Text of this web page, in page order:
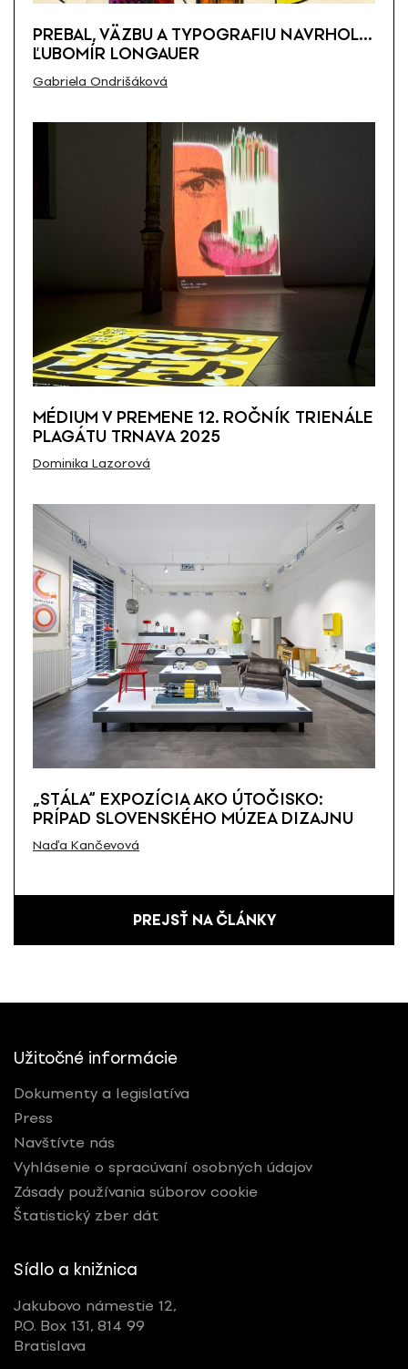
PREBAL, VÄZBU A TYPOGRAFIU NAVRHOL…
ĽUBOMÍR LONGAUER
Gabriela Ondrišáková
MÉDIUM V PREMENE 12. ROČNÍK TRIENÁLE
PLAGÁTU TRNAVA 2025
Dominika Lazorová
„STÁLA“ EXPOZÍCIA AKO ÚTOČISKO:
PRÍPAD SLOVENSKÉHO MÚZEA DIZAJNU
Naďa Kančevová
PREJSŤ NA ČLÁNKY
Užitočné informácie
Dokumenty a legislatíva
Press
Navštívte nás
Vyhlásenie o spracúvaní osobných údajov
Zásady používania súborov cookie
Štatistický zber dát
Sídlo a knižnica
Jakubovo námestie 12,
P.O. Box 131, 814 99
Bratislava